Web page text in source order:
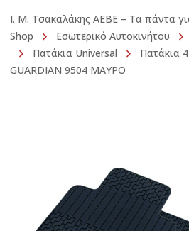
Ι. Μ. Τσακαλάκης ΑΕΒΕ – Τα πάντα
Shop
Εσωτερικό Αυτοκινήτου
Πατάκια Universal
Πατάκια
GUARDIAN 9504 ΜΑΥΡΟ